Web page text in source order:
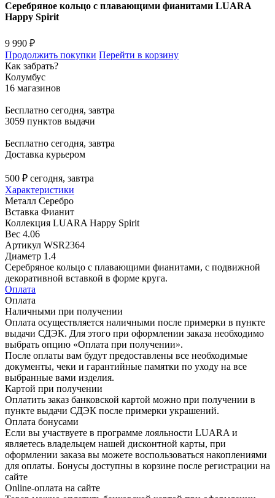
Серебряное кольцо с плавающими фианитами LUARA
Happy Spirit
9 990 ₽
Продолжить покупки Перейти в корзину
Как забрать?
Колумбус
16 магазинов
Бесплатно сегодня, завтра
3059 пунктов выдачи
Бесплатно сегодня, завтра
Доставка курьером
500 ₽ сегодня, завтра
Характеристики
Металл Серебро
Вставка Фианит
Коллекция LUARA Happy Spirit
Вес 4.06
Артикул WSR2364
Диаметр 1.4
Серебряное кольцо с плавающими фианитами, с подвижной
декоративной вставкой в форме круга.
Оплата
Оплата
Наличными при получении
Оплата осуществляется наличными после примерки в пункте
выдачи СДЭК. Для этого при оформлении заказа необходимо
выбрать опцию «Оплата при получении».
После оплаты вам будут предоставлены все необходимые
документы, чеки и гарантийные памятки по уходу на все
выбранные вами изделия.
Картой при получении
Оплатить заказ банковской картой можно при получении в
пункте выдачи СДЭК после примерки украшений.
Оплата бонусами
Если вы участвуете в программе лояльности LUARA и
являетесь владельцем нашей дисконтной карты, при
оформлении заказа вы можете воспользоваться накоплениями
для оплаты. Бонусы доступны в корзине после регистрации на
сайте
Online-оплата на сайте